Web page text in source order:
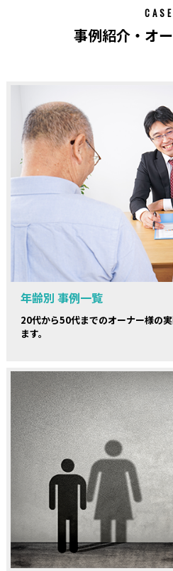
CASE
事例紹介・オ
年齢別 事例一覧
20代から50代までのオーナー様の
ます。